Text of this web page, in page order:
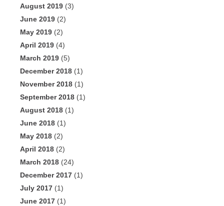
August 2019 (3)
June 2019 (2)
May 2019 (2)
April 2019 (4)
March 2019 (5)
December 2018 (1)
November 2018 (1)
September 2018 (1)
August 2018 (1)
June 2018 (1)
May 2018 (2)
April 2018 (2)
March 2018 (24)
December 2017 (1)
July 2017 (1)
June 2017 (1)